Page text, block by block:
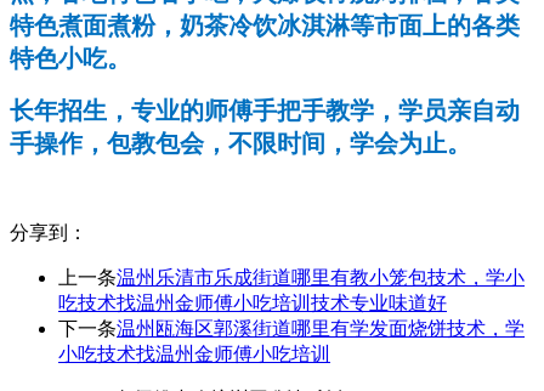
特色煮面煮粉，奶茶冷饮冰淇淋等市面上的各类
特色小吃。
长年招生，专业的师傅手把手教学，学员亲自动
手操作，包教包会，不限时间，学会为止。
分享到：
上一条温州乐清市乐成街道哪里有教小笼包技术，学小
吃技术找温州金师傅小吃培训技术专业味道好
下一条温州瓯海区郭溪街道哪里有学发面烧饼技术，学
小吃技术找温州金师傅小吃培训